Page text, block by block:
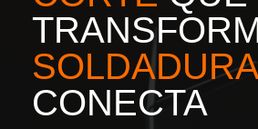
SOLDADURA
CONECTA